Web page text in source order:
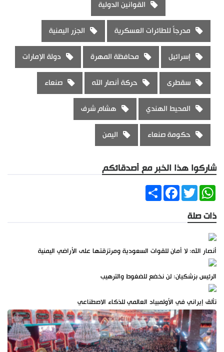
القوانين الدولية
مدرجاً للطائرات العسكرية الجزر اليمنية
إسرائيل محافظة المهرة دولة الإمارات
سقطرى حركة أنصار الله صنعاء
المحيط الهندي هشام شرف
حكومة صنعاء اليمن
شاركوا هذا الخبر مع أصدقائكم
ShareFacebookTwitter
WhatsApp
ذات صلة
أنصار الله: لا أمان للقوات السعودية ومرتزقتها على الأراضي اليمنية
الرئيس بزشكيان: لن نخضع للضغوط والترهيب
تألق إيراني في الأولمبياد العالمي للذكاء الاصطناعي